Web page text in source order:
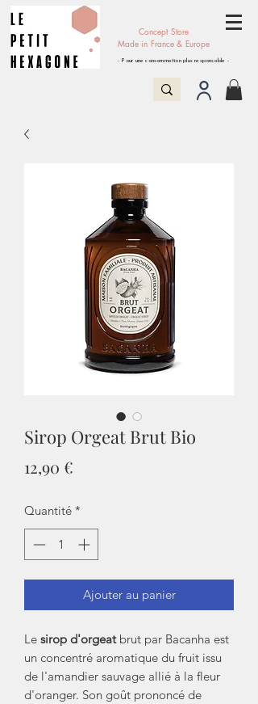
Concept Store
Made in France & Europe
- Pour une consommation plus responsable -
Sirop Orgeat Brut Bio
12,90 €
Quantité *
Ajouter au panier
Le sirop d'orgeatbrut par Bacanha est
un concentré aromatique du fruit issu
de l'amandier sauvage allié à la fleur
d'oranger. Son goût prononcé de